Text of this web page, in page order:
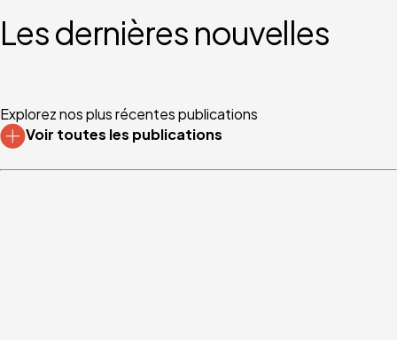
Les dernières nouvelles
Explorez nos plus récentes publications
Voir toutes les publications